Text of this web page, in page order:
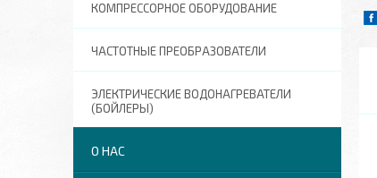
КОМПРЕССОРНОЕ ОБОРУДОВАНИЕ
ЧАСТОТНЫЕ ПРЕОБРАЗОВАТЕЛИ
ЭЛЕКТРИЧЕСКИЕ ВОДОНАГРЕВАТЕЛИ
(БОЙЛЕРЫ)
О НАС